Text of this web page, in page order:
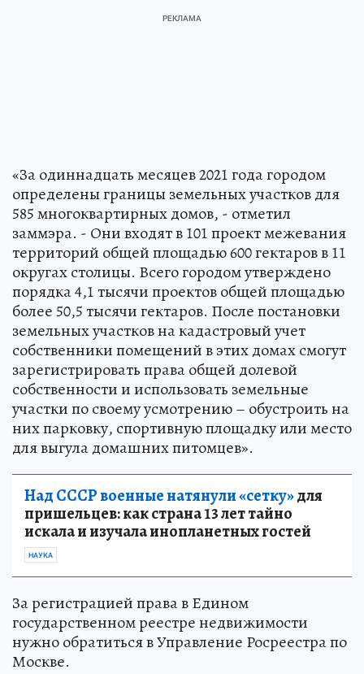
«За одиннадцать месяцев 2021 года городом
определены границы земельных участков для
585 многоквартирных домов, - отметил
заммэра. - Они входят в 101 проект межевания
территорий общей площадью 600 гектаров в 11
округах столицы. Всего городом утверждено
порядка 4,1 тысячи проектов общей площадью
более 50,5 тысячи гектаров. После постановки
земельных участков на кадастровый учет
собственники помещений в этих домах смогут
зарегистрировать права общей долевой
собственности и использовать земельные
участки по своему усмотрению – обустроить на
них парковку, спортивную площадку или место
для выгула домашних питомцев».
Над СССР военные натянули «сетку»для
пришельцев: как страна 13 лет тайно
искала и изучала инопланетных гостей
НАУКА
За регистрацией права в Едином
государственном реестре недвижимости
нужно обратиться в Управление Росреестра по
Москве.